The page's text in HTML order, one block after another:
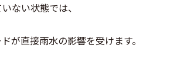
ない状態では、
が直接雨水の影響を受けます。